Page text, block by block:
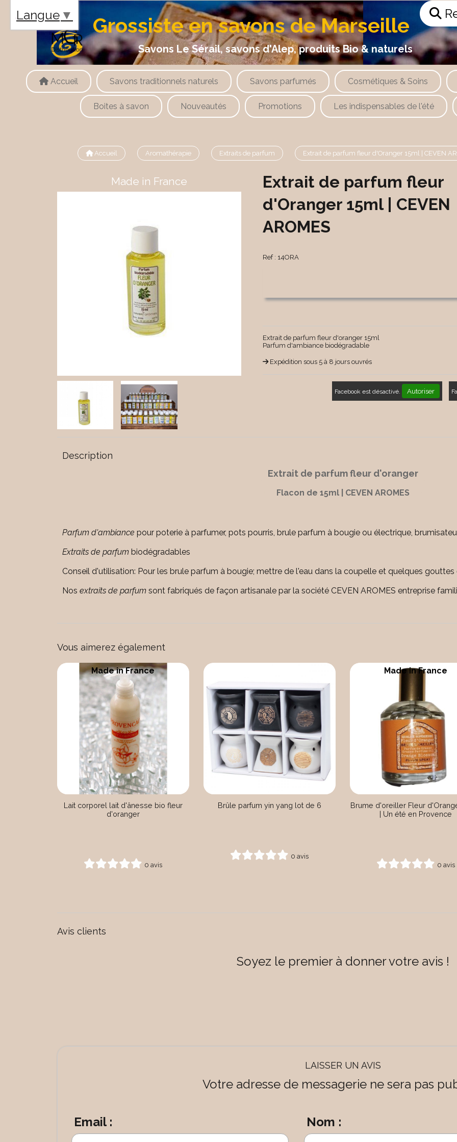
Grossiste en savons de Marseille
Savons Le Sérail, savons d'Alep, produits Bio & naturels
Accueil Savons traditionnels naturels Savons parfumés Cosmétiques & Soins
Boites à savon Nouveautés Promotions Les indispensables de l'été
Accueil Aromathérapie Extraits de parfum Extrait de parfum fleur d'Oranger 15ml | CEVEN
Made in France
Extrait de parfum fleur
d'Oranger 15ml | CEVEN
AROMES
Ref : 14ORA
Extrait de parfum fleur d'oranger 15ml
Parfum d'ambiance biodégradable
Expédition sous 5 à 8 jours ouvrés
Facebook est désactivé. Autoriser
Description
Extrait de parfum fleur d'oranger
Flacon de 15ml | CEVEN AROMES
Parfum d'ambiance pour poterie à parfumer, pots pourris, brule parfum à bougie ou électrique,
Extraits de parfum biodégradables
Conseil d'utilisation: Pour les brule parfum à bougie; mettre de l'eau dans la coupelle et quelques gouttes
Nos extraits de parfum sont fabriqués de façon artisanale par la société CEVEN AROMES entreprise
Vous aimerez également
Lait corporel lait d'ânesse bio fleur
d'oranger
0 avis
Made in France
Brûle parfum yin yang lot de 6
0 avis
Brume d'oreiller Fleur
| Un été en Provence
0 avis
Made in France
Avis clients
Soyez le premier à donner votre avis !
LAISSER UN AVIS
Votre adresse de messagerie ne sera pas
Email : Nom :
Langue ▼
Panneau de gestion des cookies